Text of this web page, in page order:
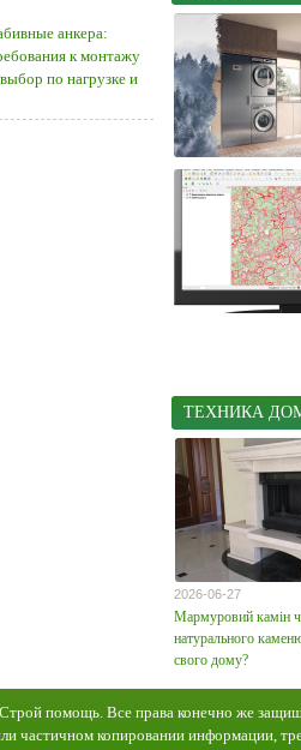
анкера:
к монтажу
по нагрузке и
ТЕХНИКА
2026-06-27
Мармуровий камін
натурального
свого дому?
помощь. Все права конечно же
частичном копировании информации,